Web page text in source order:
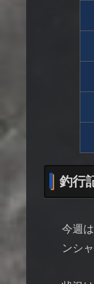
釣行
今週
ンシ